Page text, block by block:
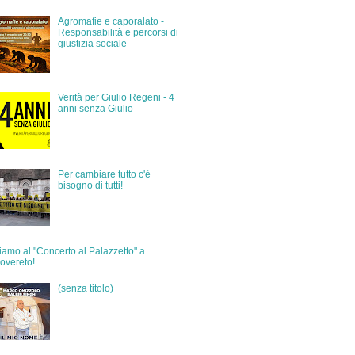
Agromafie e caporalato -
Responsabilità e percorsi di
giustizia sociale
Verità per Giulio Regeni - 4
anni senza Giulio
Per cambiare tutto c'è
bisogno di tutti!
al "Concerto al Palazzetto" a
(senza titolo)